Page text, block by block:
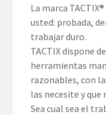
La marca
usted: probada,
trabajar duro.
TACTIX dispone
herramientas
razonables, con
las necesite y
Sea cual sea el